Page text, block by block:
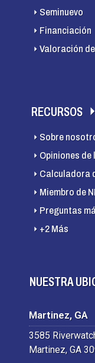
Seminuevo
Financiación
Valoración
RECURSOS
Sobre
Opiniones
Calculadora
Miembro de
Preguntas
+2 Más
NUESTRA
Martinez, GA
3585
Martinez, GA